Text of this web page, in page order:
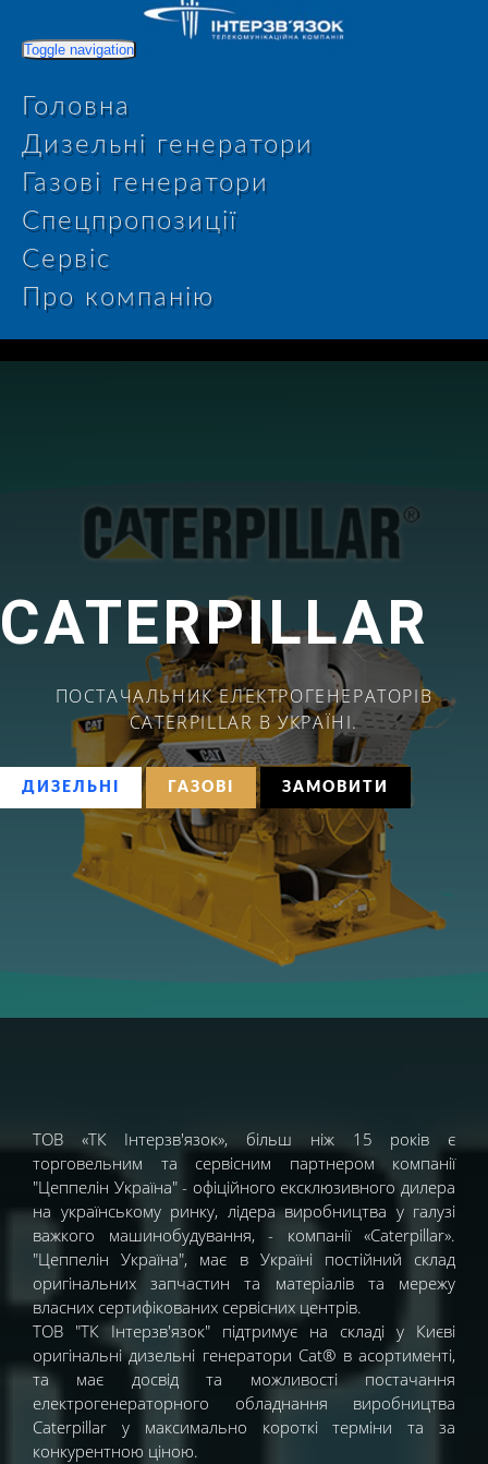
Toggle navigation
Головна
Дизельні генератори
Газові генератори
Спецпропозиції
Сервіс
Про компанію
CATERPILLAR
ПОСТАЧАЛЬНИК ЕЛЕКТРОГЕНЕРАТОРІВ
CATERPILLAR В УКРАЇНІ.
ДИЗЕЛЬНІ ГАЗОВІ ЗАМОВИТИ
ТОВ «ТК Інтерзв'язок», більш ніж 15 років є
торговельним та сервісним партнером компанії
"Цеппелін Україна" - офіційного ексклюзивного дилера
на українському ринку, лідера виробництва у галузі
важкого машинобудування, - компанії «Caterpillar».
"Цеппелін Україна", має в Україні постійний склад
оригінальних запчастин та матеріалів та мережу
власних сертифікованих сервісних центрів.
ТОВ "ТК Інтерзв'язок" підтримує на складі у Києві
оригінальні дизельні генератори Cat® в асортименті,
та має досвід та можливості постачання
електрогенераторного обладнання виробництва
Caterpillar у максимально короткі терміни та за
конкурентною ціною.